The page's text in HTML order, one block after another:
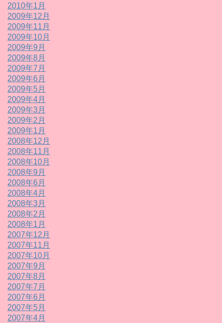
2010年1月
2009年12月
2009年11月
2009年10月
2009年9月
2009年8月
2009年7月
2009年6月
2009年5月
2009年4月
2009年3月
2009年2月
2009年1月
2008年12月
2008年11月
2008年10月
2008年9月
2008年6月
2008年4月
2008年3月
2008年2月
2008年1月
2007年12月
2007年11月
2007年10月
2007年9月
2007年8月
2007年7月
2007年6月
2007年5月
2007年4月